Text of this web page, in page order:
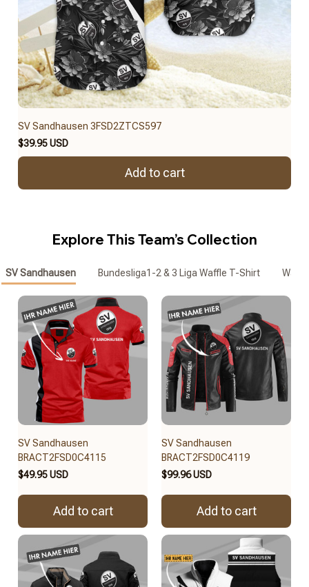
SV Sandhausen 3FSD2ZTCS597
$39.95 USD
Add to cart
Explore This Team’s Collection
SV Sandhausen Bundesliga1-2 & 3 Liga Waffle T-Shirt Waffle
SV Sandhausen
BRACT2FSD0C4115
$49.95 USD
Add to cart
SV Sandhausen
BRACT2FSD0C4119
$99.96 USD
Add to cart